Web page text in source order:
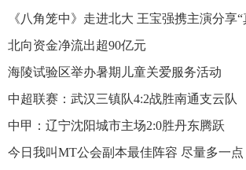
《八角笼中》走进北大 王宝强携主演分享
北向资金净流出超90亿元
海陵试验区举办暑期儿童关爱服务活动
中超联赛：武汉三镇队4:2战胜南通支云队
中甲：辽宁沈阳城市主场2:0胜丹东腾跃
今日我叫MT公会副本最佳阵容 尽量多一点